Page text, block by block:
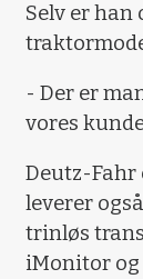
Selv er han
- Der er
vores
Deutz-Fahr
leverer
trinløs
iMonitor og